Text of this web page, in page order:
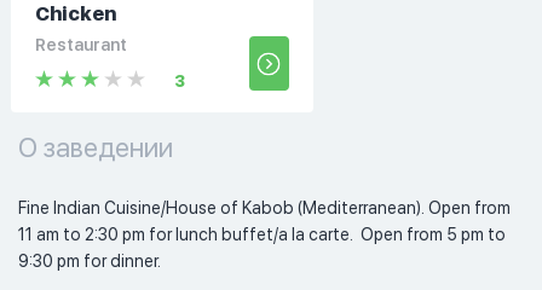
Chicken
Restaurant
3
О заведении
Fine Indian Cuisine/House of Kabob (Mediterranean). Open from
11 am to 2:30 pm for lunch buffet/a la carte.  Open from 5 pm to
9:30 pm for dinner.